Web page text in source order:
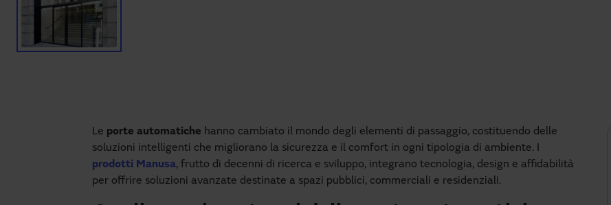
Le porte automatiche hanno cambiato il mondo degli elementi di passaggio, costituendo delle
soluzioni intelligenti che migliorano la sicurezza e il comfort in ogni tipologia di ambiente. I
prodotti Manusa, frutto di decenni di ricerca e sviluppo, integrano tecnologia, design e affidabilità
per offrire soluzioni avanzate destinate a spazi pubblici, commerciali e residenziali.